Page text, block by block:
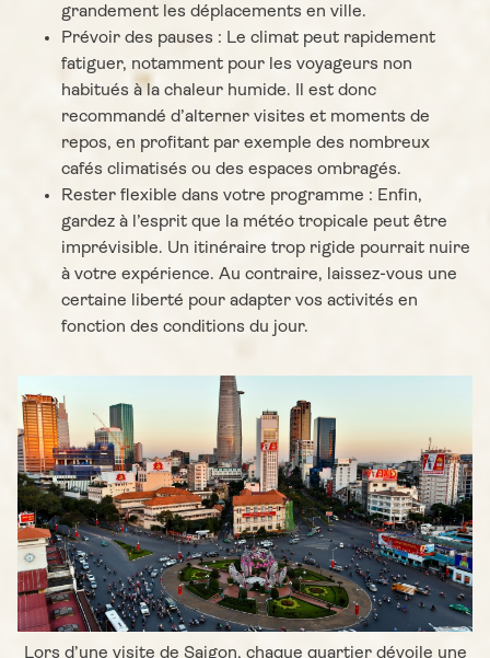
grandement les déplacements en ville.
Prévoir des pauses : Le climat peut rapidement
fatiguer, notamment pour les voyageurs non
habitués à la chaleur humide. Il est donc
recommandé d’alterner visites et moments de
repos, en profitant par exemple des nombreux
cafés climatisés ou des espaces ombragés.
Rester flexible dans votre programme : Enfin,
gardez à l’esprit que la météo tropicale peut être
imprévisible. Un itinéraire trop rigide pourrait nuire
à votre expérience. Au contraire, laissez-vous une
certaine liberté pour adapter vos activités en
fonction des conditions du jour.
Lors d’une visite de Saigon, chaque quartier dévoile une